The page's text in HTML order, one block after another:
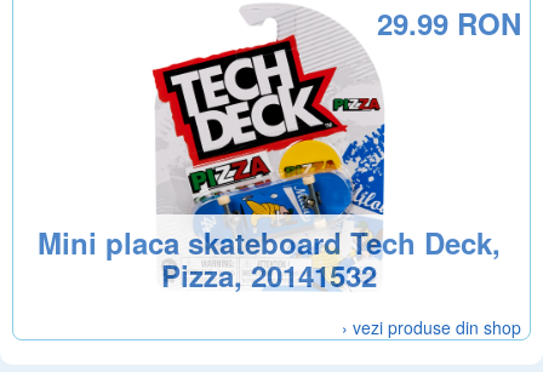
Mini placa skateboard Tech Deck,
Pizza, 20141532
29.99 RON
› vezi produse din shop